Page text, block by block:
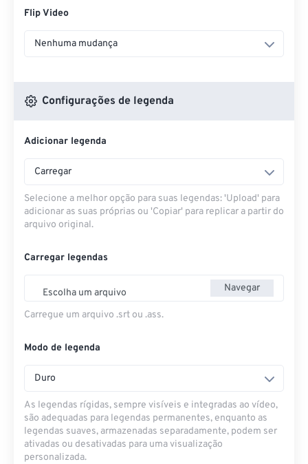
Flip Video
Nenhuma mudança
Configurações de legenda
Adicionar legenda
Carregar
Selecione a melhor opção para suas legendas: 'Upload' para
adicionar as suas próprias ou 'Copiar' para replicar a partir do
arquivo original.
Carregar legendas
Escolha um arquivo Navegar
Carregue um arquivo .srt ou .ass.
Modo de legenda
Duro
As legendas rígidas, sempre visíveis e integradas ao vídeo,
são adequadas para legendas permanentes, enquanto as
legendas suaves, armazenadas separadamente, podem ser
ativadas ou desativadas para uma visualização
personalizada.